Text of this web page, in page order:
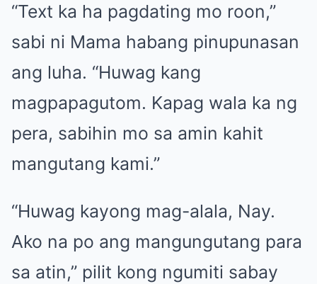
“Text ka ha pagdating mo roon,”
sabi ni Mama habang pinupunasan
ang luha. “Huwag kang
magpapagutom. Kapag wala ka ng
pera, sabihin mo sa amin kahit
mangutang kami.”
“Huwag kayong mag-alala, Nay.
Ako na po ang mangungutang para
sa atin,” pilit kong ngumiti sabay